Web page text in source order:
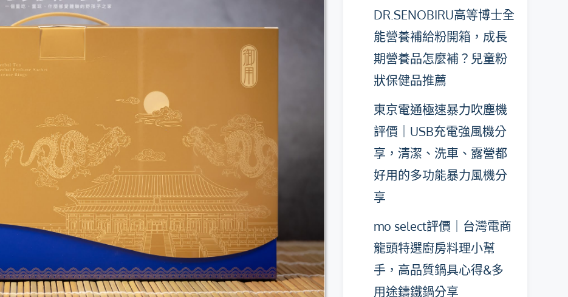
DR.SENOBIRU高等博士全
能營養補給粉開箱，成長
期營養品怎麼補？兒童粉
狀保健品推薦
東京電通極速暴力吹塵機
評價｜USB充電強風機分
享，清潔、洗車、露營都
好用的多功能暴力風機分
享
mo select評價｜台灣電商
龍頭特選廚房料理小幫
手，高品質鍋具心得&多
用途鑄鐵鍋分享